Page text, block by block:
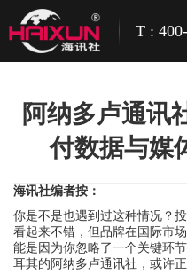
T :
阿纳多卢通讯
付数据与媒
海讯社编者按：
你是不是也遇到过这种情况？
看起来不错，但品牌在国际市
能是因为你忽略了一个关键环
耳其的阿纳多卢通讯社，或许